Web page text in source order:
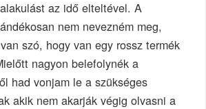
az idő elteltével. A
nem nevezném meg,
szó, hogy van egy rossz termék
nagyon belefolynék a
had vonjam le a szükséges
akik nem akarják végig olvasni a